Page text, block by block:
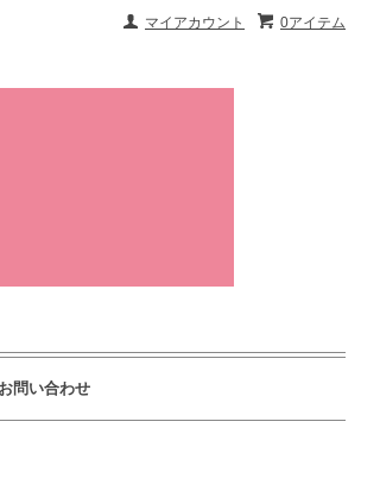
0アイテム
マイアカウント
お問い合わせ